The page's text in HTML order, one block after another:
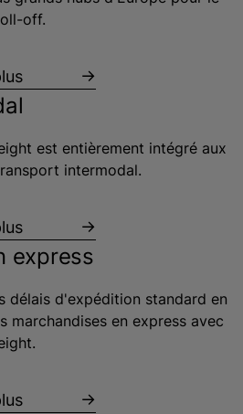
off.
est entièrement intégré aux
intermodal.
express
délais d'expédition standard en
marchandises en express avec